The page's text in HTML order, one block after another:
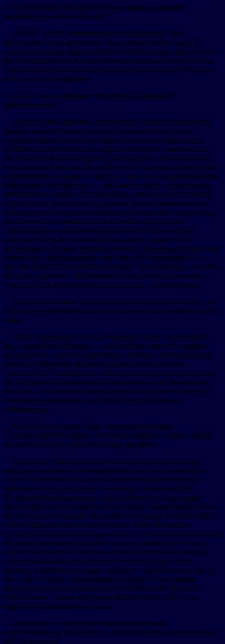
— Вы считаете, ИИ действительно может разрушить
человеческую цивилизацию?
— Не ИИ, а те, кто вознамерится использовать этот
инструмент для разрушения. Программы пишут люди. И
уничтожить нашу цивилизацию способны сами люди. И если
мы не напряжем свой естественный интеллект, чтобы найти
оптимальный режим контроля за так называемым ИИ, такой
финал вполне возможен.
— Как сегодня музейное сообщество относится к
цифровизации?
— Прошло уже несколько десятилетий с момента появления
первых компьютерных систем в отечественных музеях.
Сначала компьютер просто заменил пишущую машинку, а
теперь используется во всех сферах музейной деятельности:
учет, научно-фондовая работа, реставрация, экспозиционно-
выставочная деятельность и так далее. Сегодня без них музей
существовать не может — на них стоит вся его разнообразная
внутренняя деятельность — продажа билетов, продвижение,
обеспечение охраны и безопасности, работа с посетителями,
издательская деятельность и многое другое. Фактически он
представляет собой своего рода многоуровневую экосистему,
объединяющую самые разные функции. Концепция
цифровизации, грамотно разработанная под специфику
конкретного музея, становится надежной гарантией от
неудачных или даже вредных решений. Насколько широко она
может быть использована в той или иной экспозиции, во
многом зависит от человека, который эту экспозицию создает.
Если он художник, обладающий вкусом и чувством меры —
получится органично, если ремесленник, то выйдет китч.
— Музей изначально заточен на приоритет подлинности. Не
отодвинут ли цифровые копии реальные экспонаты на второй
план?
— Опыт показывает, что нет. Никакие копии — цифровой
или любой иной природы — не позволят ощутить «аромат
подлинника», войти с предметом в личный эмоциональный
контакт. Цифровые двойники обеспечивают первое
(виртуальное) знакомство с подлинниками до визита в музей,
то есть помогают потенциальному посетителю принять это
решение. А мультимедийные материалы непосредственно в
экспозиции расширяют доступную для посетителя
информацию.
— К 2025 году должно быть завершено создание
Государственного каталога Музейного фонда страны. Какие
возможности оно открывает перед музеями?
— Госкаталог представляет собой единую систему учета
музейных коллекций. Начиналось все еще в середине 90-х
годов с установки в музеях так называемых автономных
рабочих мест, оснащенных специально созданным ПО,
позволяющим формировать базы данных по коллекциям.
Внутри музеев они работали более-менее эффективно, но база
данных для всех музеев так создана и не была. В начале 2000-
х была предпринята вторая попытка. Хотя обеспечить
техническую возможность для простого и массового внесения
музейных предметов в каталог удалось только к 2015 году.
Система постоянно совершенствуется. Однако пополнение
каталога выявило ряд проблем в самой структуре базы
данных, к решению которых, вероятно, приступят уже после
того, как он будет сформирован. В идеале у нас должно
получиться единое музейное пространство, доступное из
любой точки страны как для профессионалов, так и для
широкого круга пользователей.
— Насколько легко сегодня обычному человеку,
интересующемуся искусством, воспользоваться информацией
из Госкаталога?